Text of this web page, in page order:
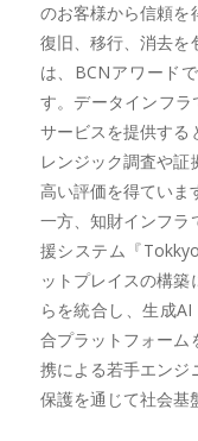
のお客様から信頼を
復旧、移行、消去を
は、BCNアワード
す。データインフ
サービスを提供する
レンジック調査や
高い評価を得ていま
一方、知財インフラ
援システム『
ットプレイスの構
らを統合し、生成
合プラットフォーム
携による若手エンジ
保護を通じて社会基